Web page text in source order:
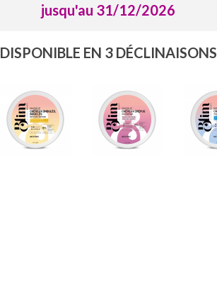
jusqu'au 31/12/2026
DISPONIBLE EN 3 DÉCLINAISONS